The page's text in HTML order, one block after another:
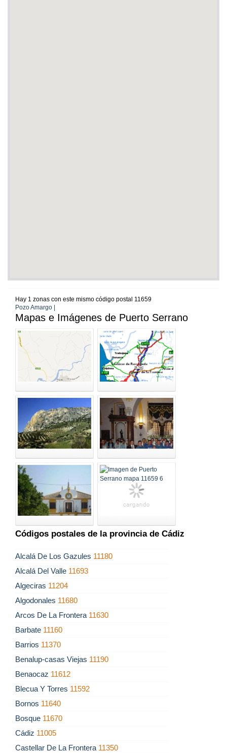
Hay 1 zonas con este mismo código postal 11659
Pozo Amargo |
Mapas e Imágenes de Puerto Serrano
Códigos postales de la provincia de Cádiz
Alcalá De Los Gazules 11180
Alcalá Del Valle 11693
Algeciras 11204
Algodonales 11680
Arcos De La Frontera 11630
Barbate 11160
Barrios 11370
Benalup-casas Viejas 11190
Benaocaz 11612
Blecua Y Torres 11592
Bornos 11640
Bosque 11670
Cádiz 11005
Castellar De La Frontera 11350